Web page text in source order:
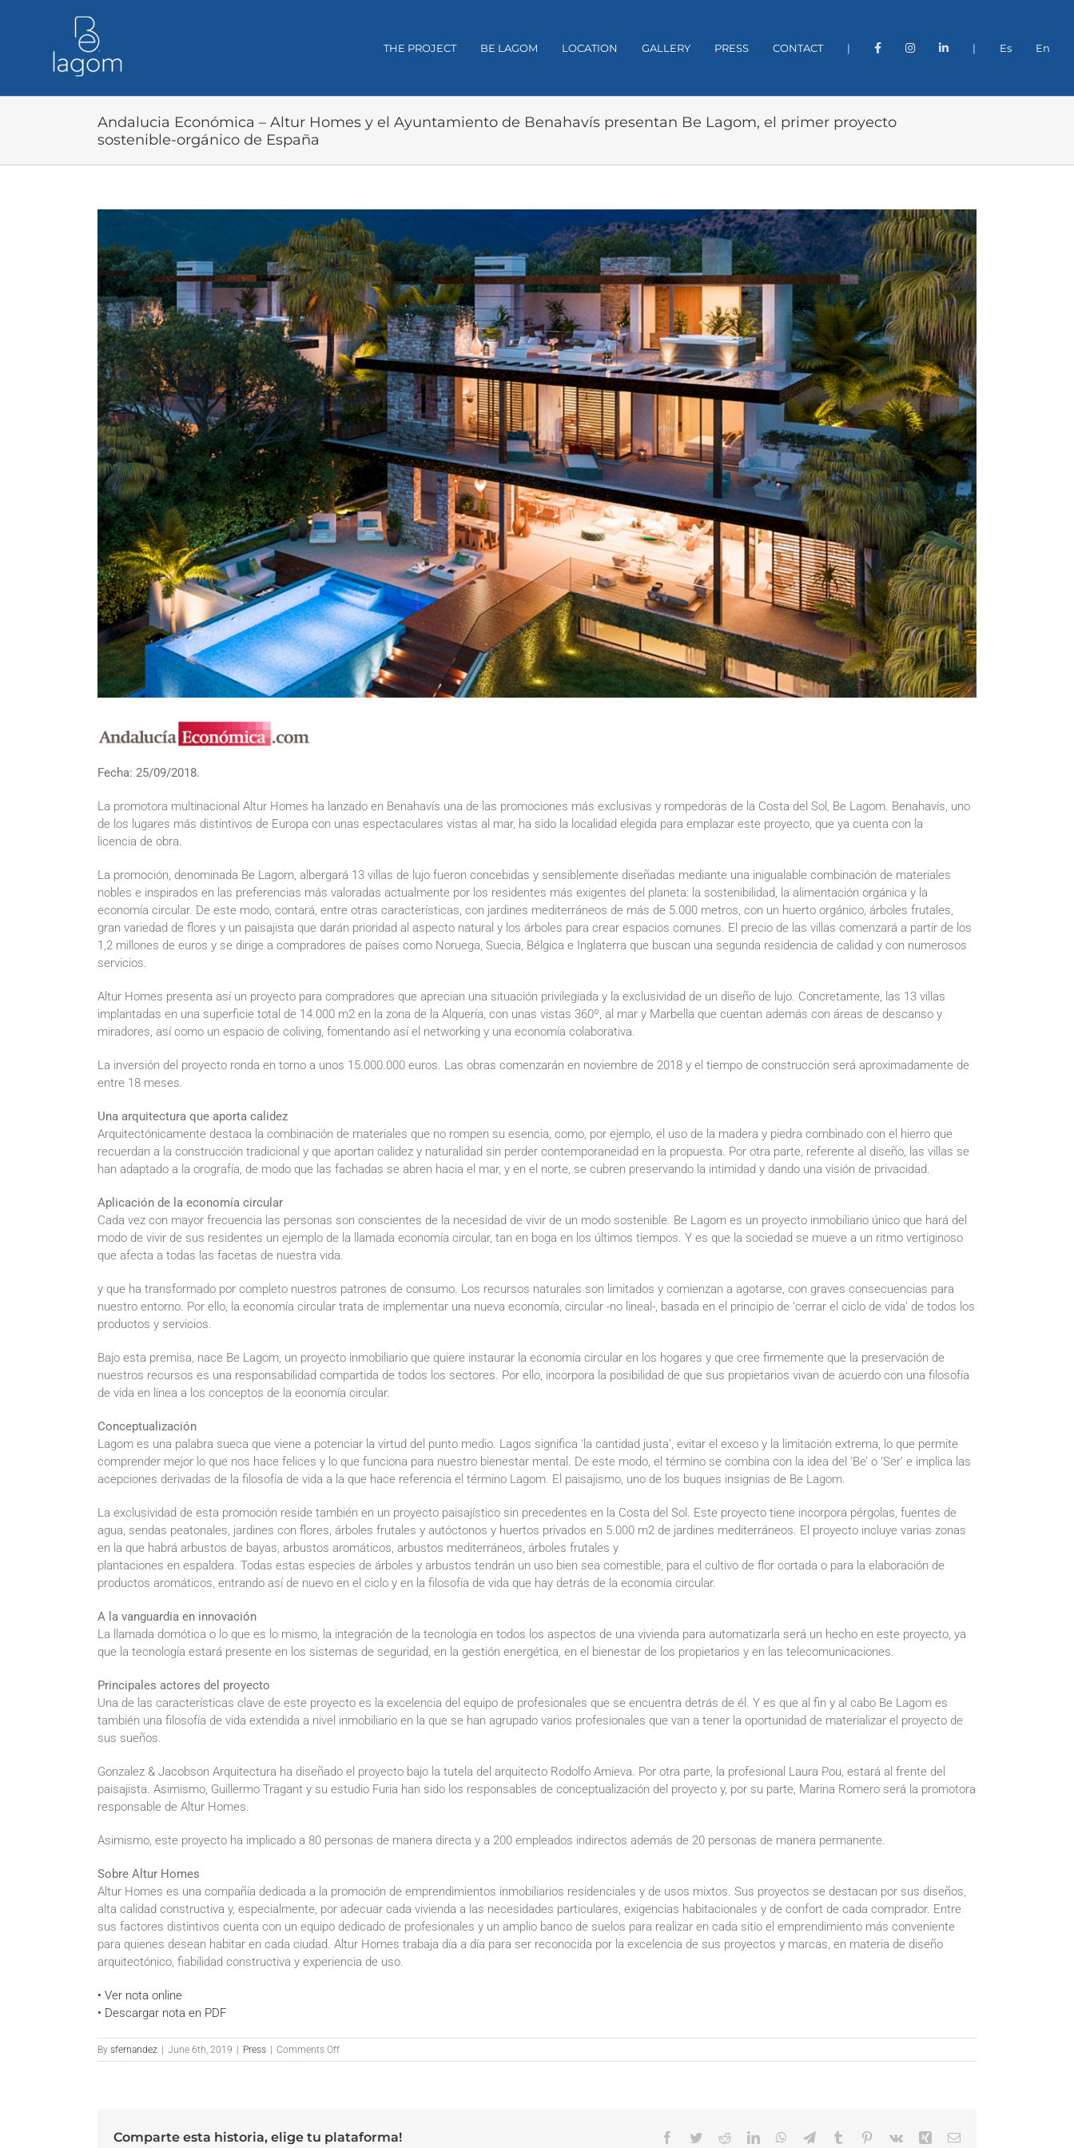
THE PROJECT BE LAGOM LOCATION GALLERY PRESS CONTACT | | Es En
Andalucia Económica – Altur Homes y el Ayuntamiento de Benahavís presentan Be Lagom, el primer proyecto
sostenible-orgánico de España
Image
Fecha: 25/09/2018.
La promotora multinacional Altur Homes ha lanzado en Benahavís una de las promociones más exclusivas y rompedoras de la Costa del Sol, Be Lagom. Benahavís, uno
de los lugares más distintivos de Europa con unas espectaculares vistas al mar, ha sido la localidad elegida para emplazar este proyecto, que ya cuenta con la
licencia de obra.
La promoción, denominada Be Lagom, albergará 13 villas de lujo fueron concebidas y sensiblemente diseñadas mediante una inigualable combinación de materiales
nobles e inspirados en las preferencias más valoradas actualmente por los residentes más exigentes del planeta: la sostenibilidad, la alimentación orgánica y la
economía circular. De este modo, contará, entre otras características, con jardines mediterráneos de más de 5.000 metros, con un huerto orgánico, árboles frutales,
gran variedad de flores y un paisajista que darán prioridad al aspecto natural y los árboles para crear espacios comunes. El precio de las villas comenzará a partir de los
1,2 millones de euros y se dirige a compradores de países como Noruega, Suecia, Bélgica e Inglaterra que buscan una segunda residencia de calidad y con numerosos
servicios.
Altur Homes presenta así un proyecto para compradores que aprecian una situación privilegiada y la exclusividad de un diseño de lujo. Concretamente, las 13 villas
implantadas en una superficie total de 14.000 m2 en la zona de la Alquería, con unas vistas 360º, al mar y Marbella que cuentan además con áreas de descanso y
miradores, así como un espacio de coliving, fomentando así el networking y una economía colaborativa.
La inversión del proyecto ronda en torno a unos 15.000.000 euros. Las obras comenzarán en noviembre de 2018 y el tiempo de construcción será aproximadamente de
entre 18 meses.
Una arquitectura que aporta calidez
Arquitectónicamente destaca la combinación de materiales que no rompen su esencia, como, por ejemplo, el uso de la madera y piedra combinado con el hierro que
recuerdan a la construcción tradicional y que aportan calidez y naturalidad sin perder contemporaneidad en la propuesta. Por otra parte, referente al diseño, las villas se
han adaptado a la orografía, de modo que las fachadas se abren hacia el mar, y en el norte, se cubren preservando la intimidad y dando una visión de privacidad.
Aplicación de la economía circular
Cada vez con mayor frecuencia las personas son conscientes de la necesidad de vivir de un modo sostenible. Be Lagom es un proyecto inmobiliario único que hará del
modo de vivir de sus residentes un ejemplo de la llamada economía circular, tan en boga en los últimos tiempos. Y es que la sociedad se mueve a un ritmo vertiginoso
que afecta a todas las facetas de nuestra vida.
y que ha transformado por completo nuestros patrones de consumo. Los recursos naturales son limitados y comienzan a agotarse, con graves consecuencias para
nuestro entorno. Por ello, la economía circular trata de implementar una nueva economía, circular -no lineal-, basada en el principio de ‘cerrar el ciclo de vida’ de todos los
productos y servicios.
Bajo esta premisa, nace Be Lagom, un proyecto inmobiliario que quiere instaurar la economía circular en los hogares y que cree firmemente que la preservación de
nuestros recursos es una responsabilidad compartida de todos los sectores. Por ello, incorpora la posibilidad de que sus propietarios vivan de acuerdo con una filosofía
de vida en línea a los conceptos de la economía circular.
Conceptualización
Lagom es una palabra sueca que viene a potenciar la virtud del punto medio. Lagos significa ‘la cantidad justa’, evitar el exceso y la limitación extrema, lo que permite
comprender mejor lo que nos hace felices y lo que funciona para nuestro bienestar mental. De este modo, el término se combina con la idea del ‘Be’ o ‘Ser’ e implica las
acepciones derivadas de la filosofía de vida a la que hace referencia el término Lagom. El paisajismo, uno de los buques insignias de Be Lagom.
La exclusividad de esta promoción reside también en un proyecto paisajístico sin precedentes en la Costa del Sol. Este proyecto tiene incorpora pérgolas, fuentes de
agua, sendas peatonales, jardines con flores, árboles frutales y autóctonos y huertos privados en 5.000 m2 de jardines mediterráneos. El proyecto incluye varias zonas
en la que habrá arbustos de bayas, arbustos aromáticos, arbustos mediterráneos, árboles frutales y
plantaciones en espaldera. Todas estas especies de árboles y arbustos tendrán un uso bien sea comestible, para el cultivo de flor cortada o para la elaboración de
productos aromáticos, entrando así de nuevo en el ciclo y en la filosofía de vida que hay detrás de la economía circular.
A la vanguardia en innovación
La llamada domótica o lo que es lo mismo, la integración de la tecnología en todos los aspectos de una vivienda para automatizarla será un hecho en este proyecto, ya
que la tecnología estará presente en los sistemas de seguridad, en la gestión energética, en el bienestar de los propietarios y en las telecomunicaciones.
Principales actores del proyecto
Una de las características clave de este proyecto es la excelencia del equipo de profesionales que se encuentra detrás de él. Y es que al fin y al cabo Be Lagom es
también una filosofía de vida extendida a nivel inmobiliario en la que se han agrupado varios profesionales que van a tener la oportunidad de materializar el proyecto de
sus sueños.
Gonzalez & Jacobson Arquitectura ha diseñado el proyecto bajo la tutela del arquitecto Rodolfo Amieva. Por otra parte, la profesional Laura Pou, estará al frente del
paisajista. Asimismo, Guillermo Tragant y su estudio Furia han sido los responsables de conceptualización del proyecto y, por su parte, Marina Romero será la promotora
responsable de Altur Homes.
Asimismo, este proyecto ha implicado a 80 personas de manera directa y a 200 empleados indirectos además de 20 personas de manera permanente.
Sobre Altur Homes
Altur Homes es una compañía dedicada a la promoción de emprendimientos inmobiliarios residenciales y de usos mixtos. Sus proyectos se destacan por sus diseños,
alta calidad constructiva y, especialmente, por adecuar cada vivienda a las necesidades particulares, exigencias habitacionales y de confort de cada comprador. Entre
sus factores distintivos cuenta con un equipo dedicado de profesionales y un amplio banco de suelos para realizar en cada sitio el emprendimiento más conveniente
para quienes desean habitar en cada ciudad. Altur Homes trabaja día a día para ser reconocida por la excelencia de sus proyectos y marcas, en materia de diseño
arquitectónico, fiabilidad constructiva y experiencia de uso.
• Ver nota online
• Descargar nota en PDF
By sfernandez June 6th, 2019 Press Comments Offon
Andalucia
y
Comparte esta historia, elige tu plataforma! Facebook
TwitterRedditLinkedInWhatsApp
TelegramTumblr Pinterest
Vk Xing Email